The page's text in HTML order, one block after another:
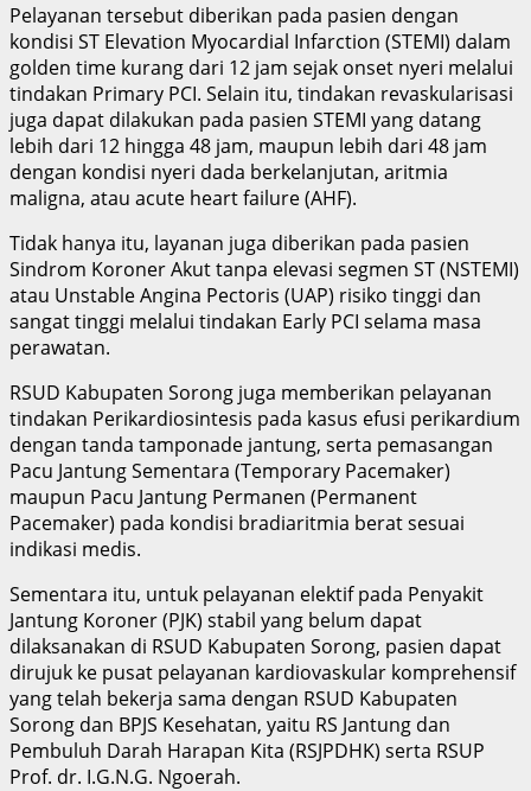
Pelayanan tersebut diberikan pada pasien dengan
kondisi ST Elevation Myocardial Infarction (STEMI) dalam
golden time kurang dari 12 jam sejak onset nyeri melalui
tindakan Primary PCI. Selain itu, tindakan revaskularisasi
juga dapat dilakukan pada pasien STEMI yang datang
lebih dari 12 hingga 48 jam, maupun lebih dari 48 jam
dengan kondisi nyeri dada berkelanjutan, aritmia
maligna, atau acute heart failure (AHF).
Tidak hanya itu, layanan juga diberikan pada pasien
Sindrom Koroner Akut tanpa elevasi segmen ST (NSTEMI)
atau Unstable Angina Pectoris (UAP) risiko tinggi dan
sangat tinggi melalui tindakan Early PCI selama masa
perawatan.
RSUD Kabupaten Sorong juga memberikan pelayanan
tindakan Perikardiosintesis pada kasus efusi perikardium
dengan tanda tamponade jantung, serta pemasangan
Pacu Jantung Sementara (Temporary Pacemaker)
maupun Pacu Jantung Permanen (Permanent
Pacemaker) pada kondisi bradiaritmia berat sesuai
indikasi medis.
Sementara itu, untuk pelayanan elektif pada Penyakit
Jantung Koroner (PJK) stabil yang belum dapat
dilaksanakan di RSUD Kabupaten Sorong, pasien dapat
dirujuk ke pusat pelayanan kardiovaskular komprehensif
yang telah bekerja sama dengan RSUD Kabupaten
Sorong dan BPJS Kesehatan, yaitu RS Jantung dan
Pembuluh Darah Harapan Kita (RSJPDHK) serta RSUP
Prof. dr. I.G.N.G. Ngoerah.